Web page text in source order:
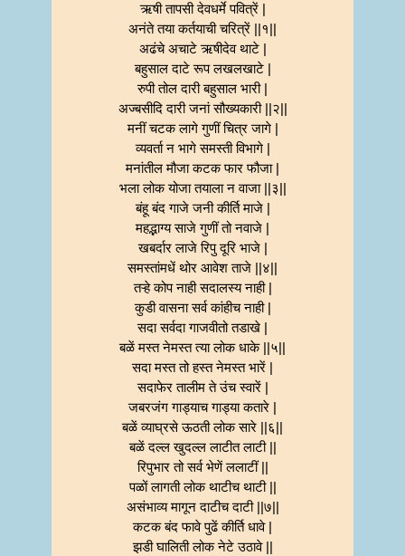
ऋषी तापसी देवधर्मे पवित्रें |
अनंते तया कर्तयाची चरित्रें ||१||
अढंचे अचाटे ऋषीदेव थाटे |
बहुसाल दाटे रूप लखलखाटे |
रुपी तोल दारी बहुसाल भारी |
अज्बसीदि दारी जनां सौख्यकारी ||२||
मनीं चटक लागे गुणीं चित्र जागे |
व्यवर्ता न भागे समस्ती विभागे |
मनांतील मौजा कटक फार फौजा |
भला लोक योजा तयाला न वाजा ||३||
बंहू बंद गाजे जनी कीर्ति माजे |
महद्भाग्य साजे गुणीं तो नवाजे |
खबर्दार लाजे रिपु दूरि भाजे |
समस्तांमधें थोर आवेश ताजे ||४||
तऱ्हे कोप नाही सदालस्य नाही |
कुडी वासना सर्व कांहीच नाही |
सदा सर्वदा गाजवीतो तडाखे |
बळें मस्त नेमस्त त्या लोक धाके ||५||
सदा मस्त तो हस्त नेमस्त भारें |
सदाफेर तालीम ते उंच स्वारें |
जबरजंग गाड्याच गाड्या कतारे |
बळें व्याघ्रसे ऊठती लोक सारे ||६||
बळें दल्ल खुदल्ल लाटीत लाटी ||
रिपुभार तो सर्व भेणें ललाटीं ||
पळों लागती लोक थाटीच थाटी ||
असंभाव्य मागून दाटीच दाटी ||७||
कटक बंद फावे पुढें कीर्ति धावे |
झडी घालिती लोक नेटे उठावे ||